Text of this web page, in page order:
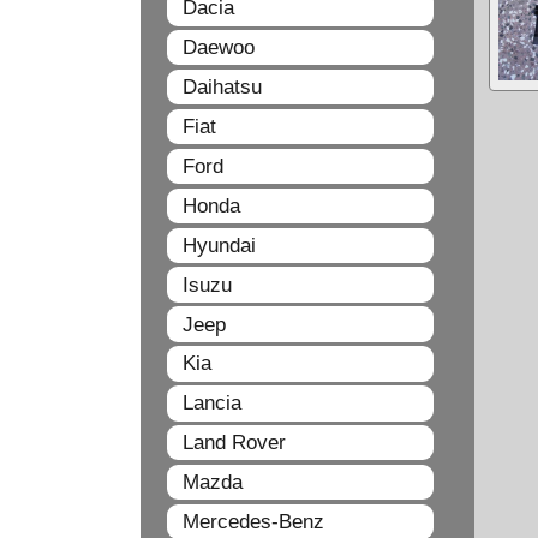
Dacia
Daewoo
Daihatsu
Fiat
Ford
Honda
Hyundai
Isuzu
Jeep
Kia
Lancia
Land Rover
Mazda
Mercedes-Benz